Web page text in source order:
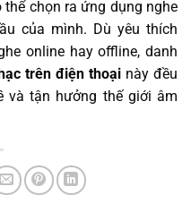
chọn ra ứng dụng nghe
của mình. Dù yêu thích
online hay offline, danh
trên điện thoại này đều
và tận hưởng thế giới âm